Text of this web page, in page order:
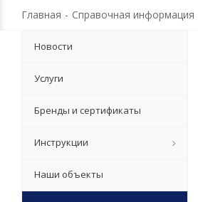
Главная - Справочная информация
Новости
Услуги
Бренды и сертификаты
Инструкции
Наши объекты